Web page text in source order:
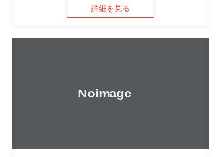
詳細を見る